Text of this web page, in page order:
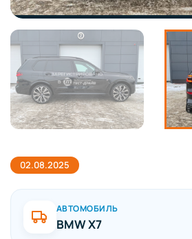
02.08.2025
АВТОМОБИЛЬ
BMW X7